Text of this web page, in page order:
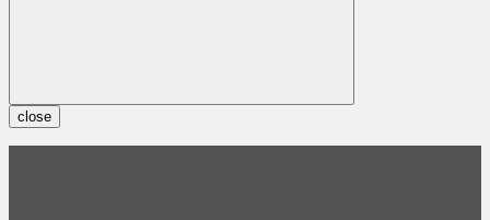
close